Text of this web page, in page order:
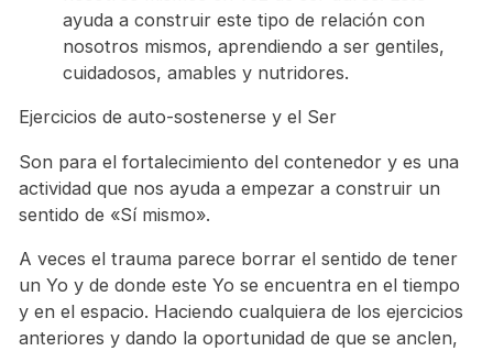
ayuda a construir este tipo de relación con
nosotros mismos, aprendiendo a ser gentiles,
cuidadosos, amables y nutridores.
Ejercicios de auto-sostenerse y el Ser
Son para el fortalecimiento del contenedor y es una
actividad que nos ayuda a empezar a construir un
sentido de «Sí mismo».
A veces el trauma parece borrar el sentido de tener
un Yo y de donde este Yo se encuentra en el tiempo
y en el espacio. Haciendo cualquiera de los ejercicios
anteriores y dando la oportunidad de que se anclen,